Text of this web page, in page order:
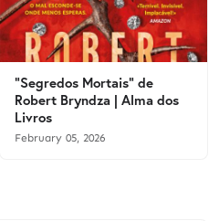
"Segredos Mortais" de
Robert Bryndza | Alma dos
Livros
February 05, 2026